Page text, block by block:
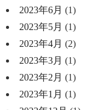
2023年6月 (1)
2023年5月 (1)
2023年4月 (2)
2023年3月 (1)
2023年2月 (1)
2023年1月 (1)